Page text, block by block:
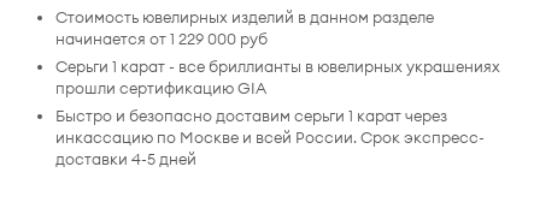
Стоимость ювелирных изделий в данном разделе
начинается от 1 229 000 руб
Серьги 1 карат - все бриллианты в ювелирных украшениях
прошли сертификацию GIA
Быстро и безопасно доставим серьги 1 карат через
инкассацию по Москве и всей России. Срок экспресс-
доставки 4-5 дней